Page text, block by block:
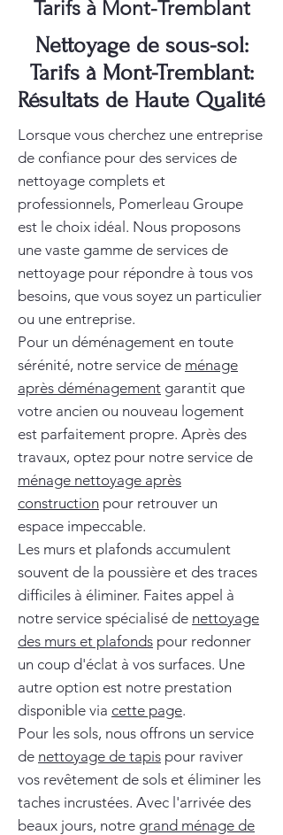
Tarifs à Mont-Tremblant
Nettoyage de sous-sol:
Tarifs à Mont-Tremblant:
Résultats de Haute Qualité
Lorsque vous cherchez une entreprise
de confiance pour des services de
nettoyage complets et
professionnels, Pomerleau Groupe
est le choix idéal. Nous proposons
une vaste gamme de services de
nettoyage pour répondre à tous vos
besoins, que vous soyez un particulier
ou une entreprise.
Pour un déménagement en toute
sérénité, notre service de ménage
après déménagement garantit que
votre ancien ou nouveau logement
est parfaitement propre. Après des
travaux, optez pour notre service de
ménage nettoyage après
construction pour retrouver un
espace impeccable.
Les murs et plafonds accumulent
souvent de la poussière et des traces
difficiles à éliminer. Faites appel à
notre service spécialisé de nettoyage
des murs et plafonds pour redonner
un coup d'éclat à vos surfaces. Une
autre option est notre prestation
disponible via cette page.
Pour les sols, nous offrons un service
de nettoyage de tapis pour raviver
vos revêtement de sols et éliminer les
taches incrustées. Avec l'arrivée des
beaux jours, notre grand ménage de